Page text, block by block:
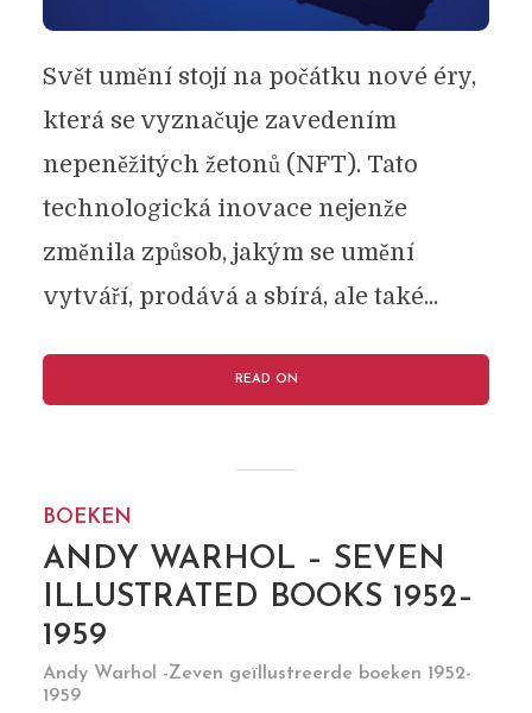
Svět umění stojí na počátku nové éry,
která se vyznačuje zavedením
nepeněžitých žetonů (NFT). Tato
technologická inovace nejenže
změnila způsob, jakým se umění
vytváří, prodává a sbírá, ale také...
READ ON
BOEKEN
ANDY WARHOL – SEVEN
ILLUSTRATED BOOKS 1952–
1959
Andy Warhol -Zeven geïllustreerde boeken 1952-
1959